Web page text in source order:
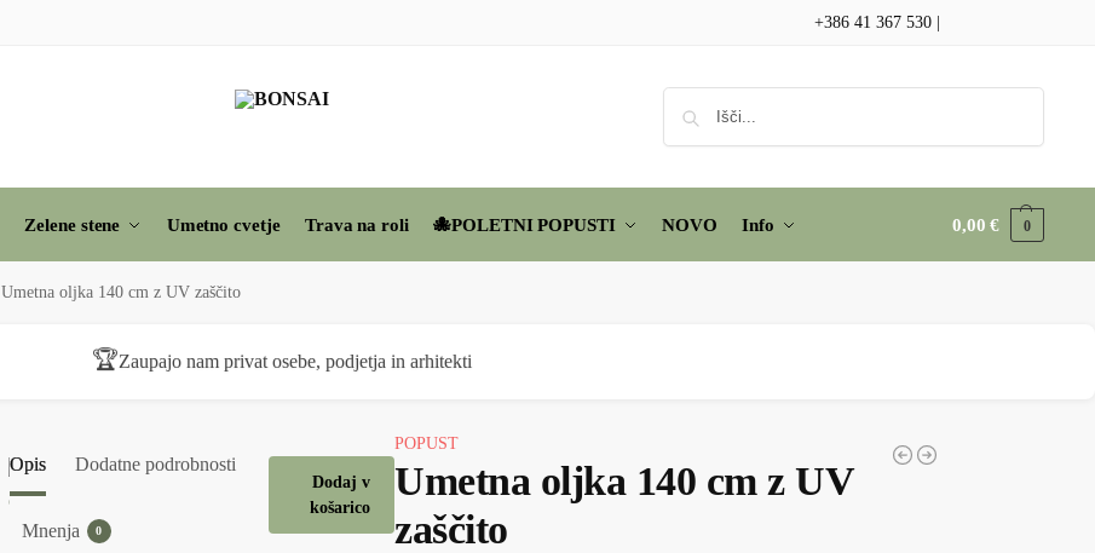
+386 41 367 530
Zelene stene Umetno cvetje Trava na roli 🐙POLETNI POPUSTI NOVO Info 0,00€ 0
Umetna oljka 140 cm z UV zaščito
🏆Zaupajo nam privat osebe, podjetja in arhitekti
Opis Dodatne podrobnosti
Mnenja 0
Dodaj v
košarico
POPUST
Umetna oljka 140 cm z UV
zaščito